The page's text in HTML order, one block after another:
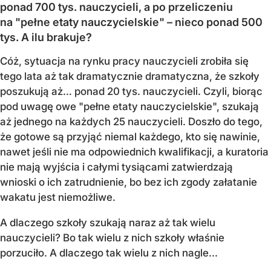
ponad 700 tys. nauczycieli, a po przeliczeniu
na "pełne etaty nauczycielskie" – nieco ponad 500
tys. A ilu brakuje?
Cóż, sytuacja na rynku pracy nauczycieli zrobiła się
tego lata aż tak dramatycznie dramatyczna, że szkoły
poszukują aż… ponad 20 tys. nauczycieli. Czyli, biorąc
pod uwagę owe "pełne etaty nauczycielskie", szukają
aż jednego na każdych 25 nauczycieli. Doszło do tego,
że gotowe są przyjąć niemal każdego, kto się nawinie,
nawet jeśli nie ma odpowiednich kwalifikacji, a kuratoria
nie mają wyjścia i całymi tysiącami zatwierdzają
wnioski o ich zatrudnienie, bo bez ich zgody załatanie
wakatu jest niemożliwe.
A dlaczego szkoły szukają naraz aż tak wielu
nauczycieli? Bo tak wielu z nich szkoły właśnie
porzuciło. A dlaczego tak wielu z nich nagle...